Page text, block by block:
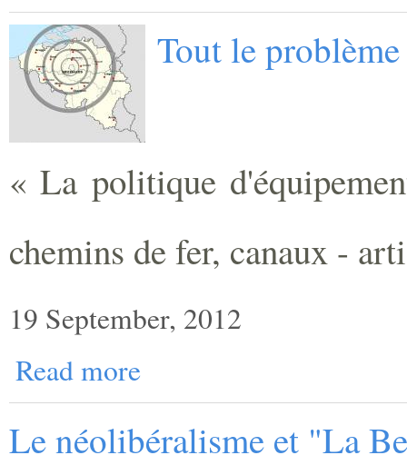
Tout le
« La politique
chemins de fer, canaux -
19 September, 2012
Read more
Le néolibéralisme et "La